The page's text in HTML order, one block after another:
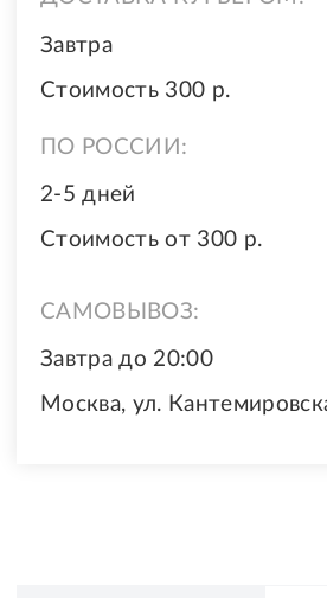
Завтра
Стоимость 300 р.
ПО РОССИИ:
2-5 дней
Стоимость от 300 р.
САМОВЫВОЗ:
Завтра до 20:00
Москва, ул.